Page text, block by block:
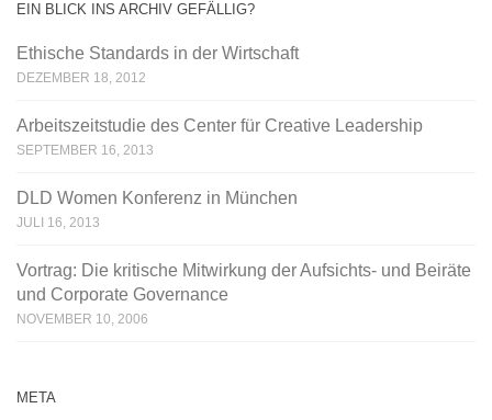
EIN BLICK INS ARCHIV GEFÄLLIG?
Ethische Standards in der Wirtschaft
DEZEMBER 18, 2012
Arbeitszeitstudie des Center für Creative Leadership
SEPTEMBER 16, 2013
DLD ‪‎Women Konferenz‬‬ in ‪‎München‬
JULI 16, 2013
Vortrag: Die kritische Mitwirkung der Aufsichts- und Beiräte
und Corporate Governance
NOVEMBER 10, 2006
META